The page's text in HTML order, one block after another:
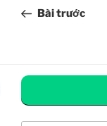
bài
cũ
Bài trước